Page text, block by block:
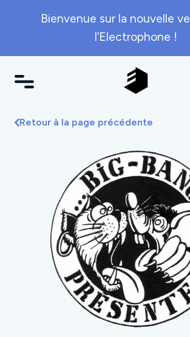
Bienvenue sur la nouvelle
l’Electrophone !
Retour à la page précédente